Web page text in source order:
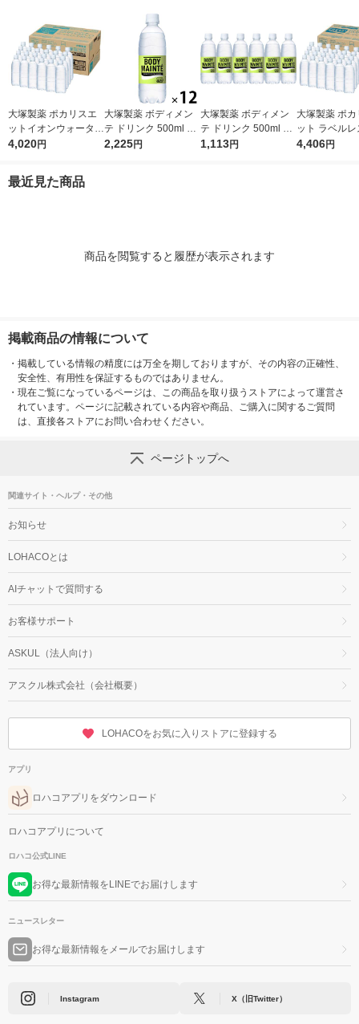
大塚製薬 ポカリスエ
ットイオンウォーター
ラベルレスボトル 500
4,020円
大塚製薬 ボディメン
テ ドリンク 500ml 1
セット（12本）
2,225円
大塚製薬 ボディメン
テ ドリンク 500ml 1
セット（6本）
1,113円
大塚製薬 ポ
ット ラベル
ル 500ml 1箱
4,406円
最近見た商品
商品を閲覧すると履歴が表示されます
掲載商品の情報について
・ 掲載している情報の精度には万全を期しておりますが、その内容の正確性、
安全性、有用性を保証するものではありません。
・ 現在ご覧になっているページは、この商品を取り扱うストアによって運営さ
れています。ページに記載されている内容や商品、ご購入に関するご質問
は、直接各ストアにお問い合わせください。
ページトップへ
関連サイト・ヘルプ・その他
お知らせ
LOHACOとは
AIチャットで質問する
お客様サポート
ASKUL（法人向け）
アスクル株式会社（会社概要）
LOHACOをお気に入りストアに登録する
アプリ
ロハコアプリをダウンロード
ロハコアプリについて
ロハコ公式LINE
お得な最新情報をLINEでお届けします
ニュースレター
お得な最新情報をメールでお届けします
Instagram X（旧Twitter）